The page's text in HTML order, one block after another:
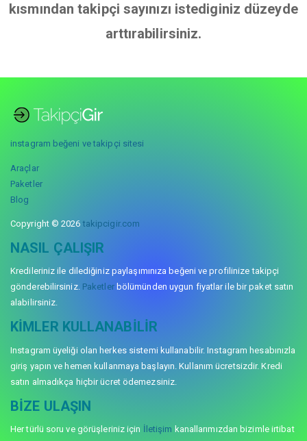
kısmından takipçi sayınızı istediginiz düzeyde
arttırabilirsiniz.
instagram beğeni ve takipçi sitesi
Araçlar
Paketler
Blog
Copyright © 2026 takipcigir.com
NASIL ÇALIŞIR
Kredileriniz ile dilediğiniz paylaşımınıza beğeni ve profilinize takipçi
gönderebilirsiniz. Paketlerbölümünden uygun fiyatlar ile bir paket satın
alabilirsiniz.
KIMLER KULLANABILIR
Instagram üyeliği olan herkes sistemi kullanabilir. Instagram hesabınızla
giriş yapın ve hemen kullanmaya başlayın. Kullanım ücretsizdir. Kredi
satın almadıkça hiçbir ücret ödemezsiniz.
BIZE ULAŞIN
Her türlü soru ve görüşleriniz için İletişim kanallarımızdan bizimle irtibat